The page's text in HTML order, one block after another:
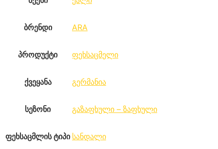
ბრენდი ARA
პროდუქტი ფეხსაცმელი
ქვეყანა გერმანია
სეზონი გაზაფხული – ზაფხული
ფეხსაცმლის ტიპი სანდალი